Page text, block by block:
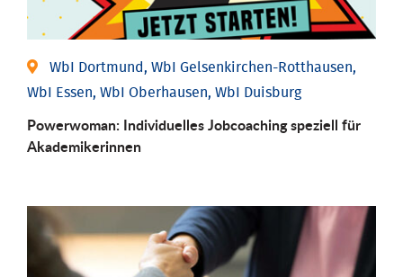
WbI Dortmund, WbI Gelsenkirchen-Rotthausen,
WbI Essen, WbI Oberhausen, WbI Duisburg
Powerwoman: Individu­elles Job­coaching speziell für
Aka­demiker­innen